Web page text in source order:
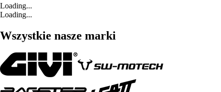
Loading...
Loading...
Wszystkie nasze marki